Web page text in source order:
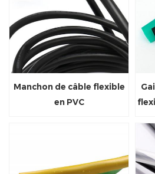
Manchon de câble flexible
en PVC